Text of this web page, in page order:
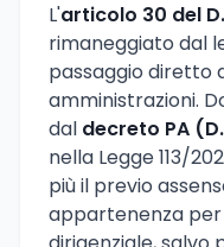
L'articolo 30 del
rimaneggiato dal
passaggio diretto
amministrazioni.
dal decreto PA
nella Legge 113/
più il previo
appartenenza